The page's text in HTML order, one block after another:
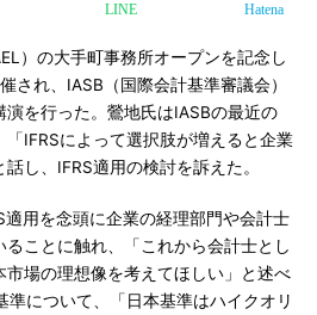
LINE Hatena
）の大手町事務所オープンを記念し
され、IASB（国際会計基準審議会）
を行った。鶯地氏はIASBの最近の
IFRSによって選択肢が増えると企業
し、IFRS適用の検討を訴えた。
用を念頭に企業の経理部門や会計士
ことに触れ、「これから会計士とし
場の理想像を考えてほしい」と述べ
準について、「日本基準はハイクオリ